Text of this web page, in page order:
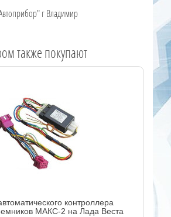
г Владимир
также покупают
контроллера
МАКС-2 на Лада Веста